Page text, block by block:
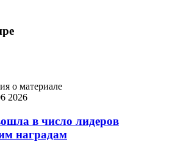
о материале
2026
в число лидеров
наградам